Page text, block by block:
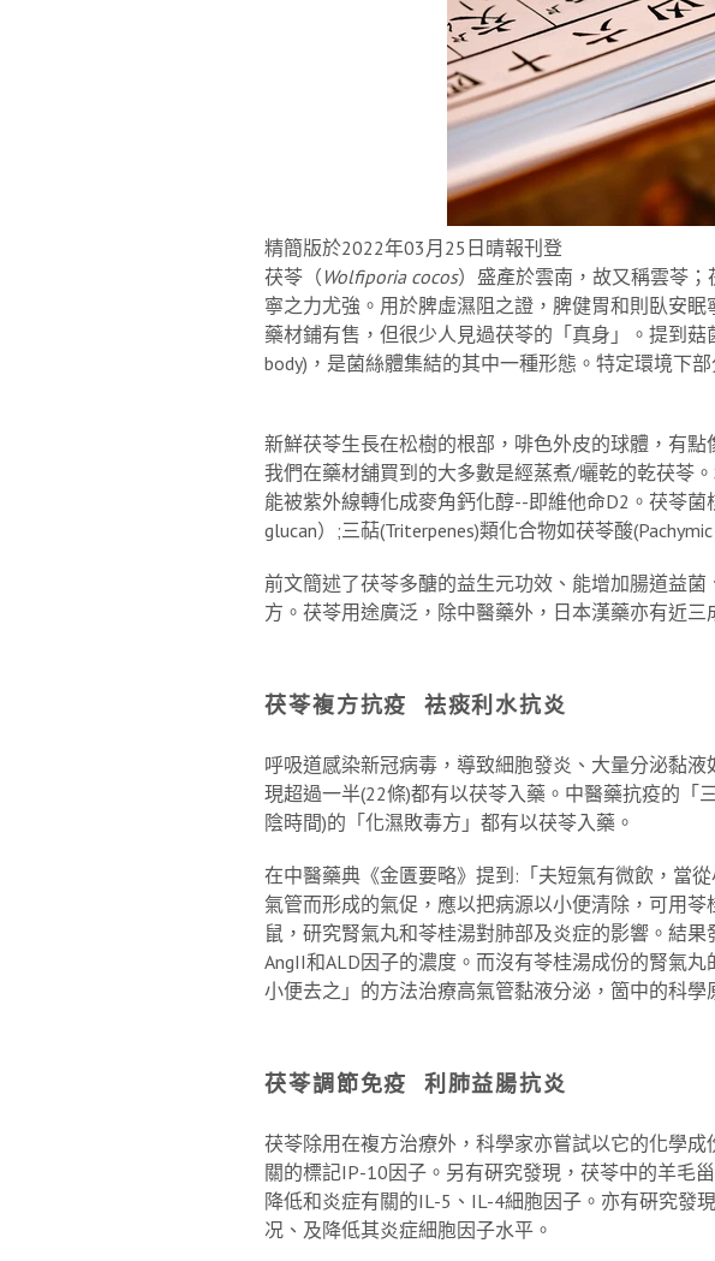
精簡版於2022年03月25 日晴報刊登
茯苓（ Wolfiporia cocos）盛產於雲南，故又稱雲苓
寧之力尤強。用於脾虛濕阻之證，脾健胃和則臥安
藥材鋪有售，但很少人見過茯苓的「真身」。提到
body)，是菌絲體集結的其中一種形態。特定環境下
新鮮茯苓生長在松樹的根部，啡色外皮的球體，有
我們在藥材舖買到的大多數是經蒸煮/曬乾的乾茯苓
能被紫外線轉化成麥角鈣化醇--即維他命D2。茯苓
glucan）;三萜(Triterpenes)類化合物如茯苓酸
前文簡述了茯苓多醣的益生元功效、能增加腸道益
方。茯苓用途廣泛，除中醫藥外，日本漢藥亦有近三
茯苓複方抗疫 祛痰利水抗炎
呼吸道感染新冠病毒，導致細胞發炎、大量分泌黏
現超過一半(22條)都有以茯苓入藥。中醫藥抗疫的
陰時間)的「化濕敗毒方」都有以茯苓入藥。
在中醫藥典《金匱要略》提到:「夫短氣有微飲，當
氣管而形成的氣促，應以把病源以小便清除，可用
鼠，研究腎氣丸和苓桂湯對肺部及炎症的影響。結
AngII和ALD因子的濃度。而沒有苓桂湯成份的腎氣
小便去之」的方法治療高氣管黏液分泌，箇中的科學
茯苓調節免疫 利肺益腸抗炎
茯苓除用在複方治療外，科學家亦嘗試以它的化學
關的標記IP-10因子。另有硏究發現，茯苓中的羊毛
降低和炎症有關的IL-5、IL-4細胞因子。亦有硏究發
况、及降低其炎症細胞因子水平。